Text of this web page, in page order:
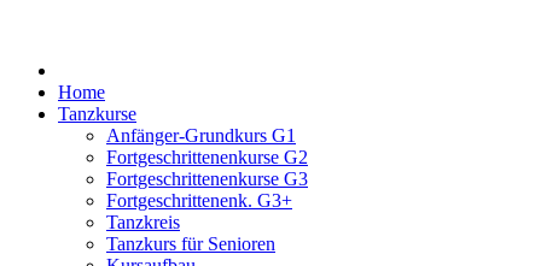
Home
Tanzkurse
Anfänger-Grundkurs G1
Fortgeschrittenenkurse G2
Fortgeschrittenenkurse G3
Fortgeschrittenenk. G3+
Tanzkreis
Tanzkurs für Senioren